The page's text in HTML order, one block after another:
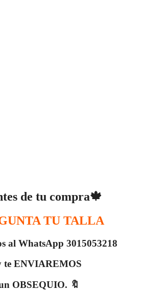
de tu compra🍁
TU TALLA
al WhatsApp 3015053218
te ENVIAREMOS
OBSEQUIO. 🔖